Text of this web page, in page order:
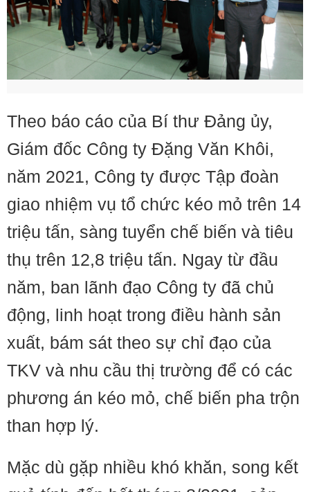
Theo báo cáo của Bí thư Đảng ủy,
Giám đốc Công ty Đặng Văn Khôi,
năm 2021, Công ty được Tập đoàn
giao nhiệm vụ tổ chức kéo mỏ trên 14
triệu tấn, sàng tuyển chế biến và tiêu
thụ trên 12,8 triệu tấn. Ngay từ đầu
năm, ban lãnh đạo Công ty đã chủ
động, linh hoạt trong điều hành sản
xuất, bám sát theo sự chỉ đạo của
TKV và nhu cầu thị trường để có các
phương án kéo mỏ, chế biến pha trộn
than hợp lý.
Mặc dù gặp nhiều khó khăn, song kết